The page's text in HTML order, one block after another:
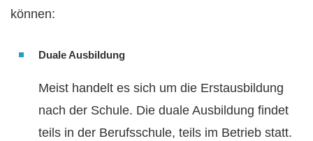
können:
Duale Ausbildung
Meist handelt es sich um die Erstausbildung
nach der Schule. Die duale Ausbildung findet
teils in der Berufsschule, teils im Betrieb statt.